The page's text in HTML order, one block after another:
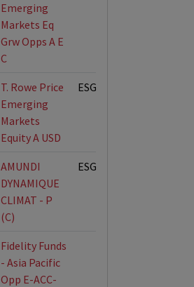
Emerging
Markets Eq
Grw Opps A E
C
T. Rowe Price
Emerging
Markets
Equity A USD
ESG-Fonds
AMUNDI
DYNAMIQUE
CLIMAT - P
(C)
ESG-Fonds
Fidelity Funds
- Asia Pacific
Opp E-ACC-